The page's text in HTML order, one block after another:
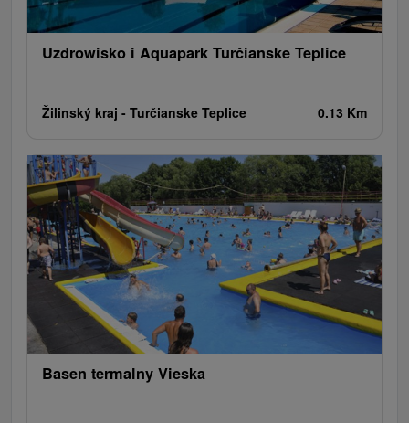
Uzdrowisko i Aquapark Turčianske Teplice
Žilinský kraj - Turčianske Teplice 0.13 Km
Basen termalny Vieska